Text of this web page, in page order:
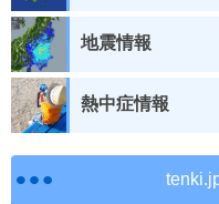
地震情報
熱中症情報